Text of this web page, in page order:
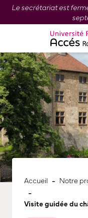
Le secrétariat est
Accueil - Notre
-
Visite guidée du